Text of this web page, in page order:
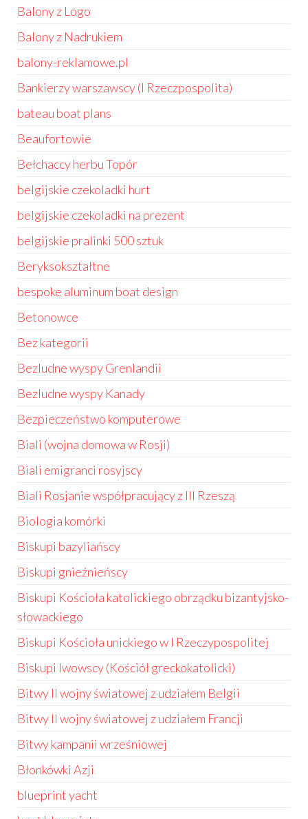
Balony z Logo
Balony z Nadrukiem
balony-reklamowe.pl
Bankierzy warszawscy (I Rzeczpospolita)
bateau boat plans
Beaufortowie
Bełchaccy herbu Topór
belgijskie czekoladki hurt
belgijskie czekoladki na prezent
belgijskie pralinki 500 sztuk
Beryksokształtne
bespoke aluminum boat design
Betonowce
Bez kategorii
Bezludne wyspy Grenlandii
Bezludne wyspy Kanady
Bezpieczeństwo komputerowe
Biali (wojna domowa w Rosji)
Biali emigranci rosyjscy
Biali Rosjanie współpracujący z III Rzeszą
Biologia komórki
Biskupi bazyliańscy
Biskupi gnieźnieńscy
Biskupi Kościoła katolickiego obrządku bizantyjsko-
słowackiego
Biskupi Kościoła unickiego w I Rzeczypospolitej
Biskupi lwowscy (Kościół greckokatolicki)
Bitwy II wojny światowej z udziałem Belgii
Bitwy II wojny światowej z udziałem Francji
Bitwy kampanii wrześniowej
Błonkówki Azji
blueprint yacht